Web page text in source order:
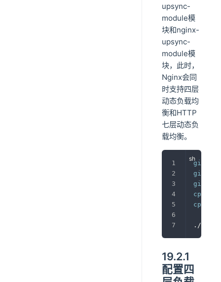
upsync-
module模
块和nginx-
upsync-
module模
块，此时，
Nginx会同
时支持四层
动态负载均
衡和HTTP
七层动态负
载均衡。
git
git
git
cp
cp
./
19.2.1
配置四